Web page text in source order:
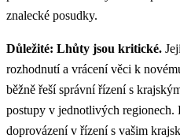
znalecké posudky.
Důležité: Lhůty jsou kritické.
rozhodnutí a vrácení věci k
běžně řeší správní řízení s
postupy v jednotlivých regionech.
doprovázení v řízení s vašim